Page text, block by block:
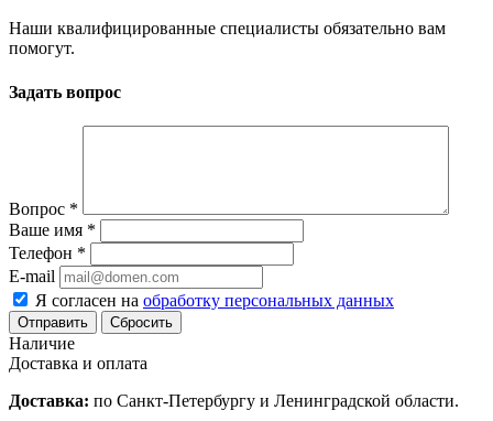
Наши квалифицированные специалисты обязательно вам
помогут.
Задать вопрос
Вопрос *
Ваше имя *
Телефон *
E-mail
Я согласен на обработку персональных данных
Сбросить
Наличие
Доставка и оплата
Доставка: по Санкт-Петербургу и Ленинградской области.